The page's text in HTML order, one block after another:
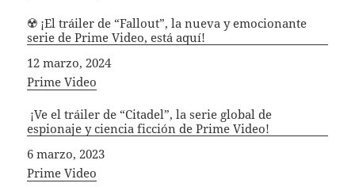
☢️ ¡El tráiler de “Fallout”, la nueva y emocionante
serie de Prime Video, está aquí!
Fecha
12 marzo, 2024
In relation to
Prime Video
¡Ve el tráiler de “Citadel”, la serie global de
espionaje y ciencia ficción de Prime Video!
Fecha
6 marzo, 2023
In relation to
Prime Video